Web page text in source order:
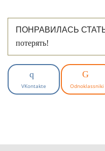
ПОНРАВИЛАСЬ
потерять!
VKontakte Odnoklassniki